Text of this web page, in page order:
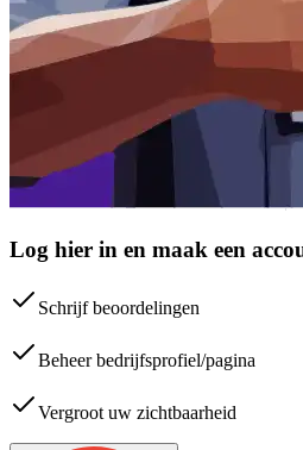
Log hier in en maak een
Schrijf beoordelingen
Beheer bedrijfsprofiel/pagina
Vergroot uw zichtbaarheid